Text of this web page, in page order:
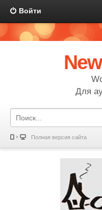
Войти
Для
Полная версия сайта